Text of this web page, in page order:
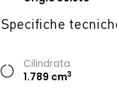
Specifiche
Cilindrata
1.789 cm3